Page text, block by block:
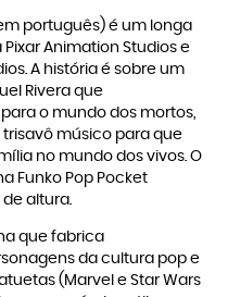
português) é um longa
Animation Studios e
A história é sobre um
Rivera que
o mundo dos mortos,
músico para que
no mundo dos vivos. O
Funko Pop Pocket
altura.
que fabrica
da cultura pop e
(Marvel e Star Wars